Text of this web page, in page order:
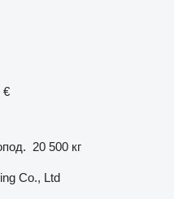
€
20 500 кг
Co., Ltd